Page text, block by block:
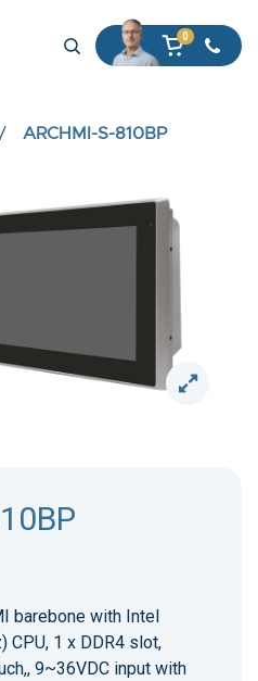
ARCHMI-S-810BP
barebone with Intel
CPU, 1 x DDR4 slot,
9~36VDC input with